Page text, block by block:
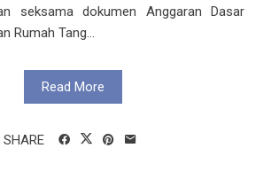
seksama dokumen Anggaran Dasar
Rumah Tang...
Read More
SHARE